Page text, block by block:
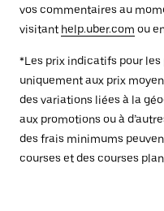
vos commentaires au
visitant help.uber.com ou
*Les prix indicatifs pour
uniquement aux prix
des variations liées à la
aux promotions ou à
des frais minimums
courses et des courses